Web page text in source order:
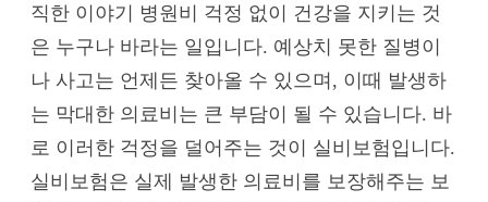
직한 이야기 병원비 걱정 없이 건강을 지키는 것
은 누구나 바라는 일입니다. 예상치 못한 질병이
나 사고는 언제든 찾아올 수 있으며, 이때 발생하
는 막대한 의료비는 큰 부담이 될 수 있습니다. 바
로 이러한 걱정을 덜어주는 것이 실비보험입니다.
실비보험은 실제 발생한 의료비를 보장해주는 보